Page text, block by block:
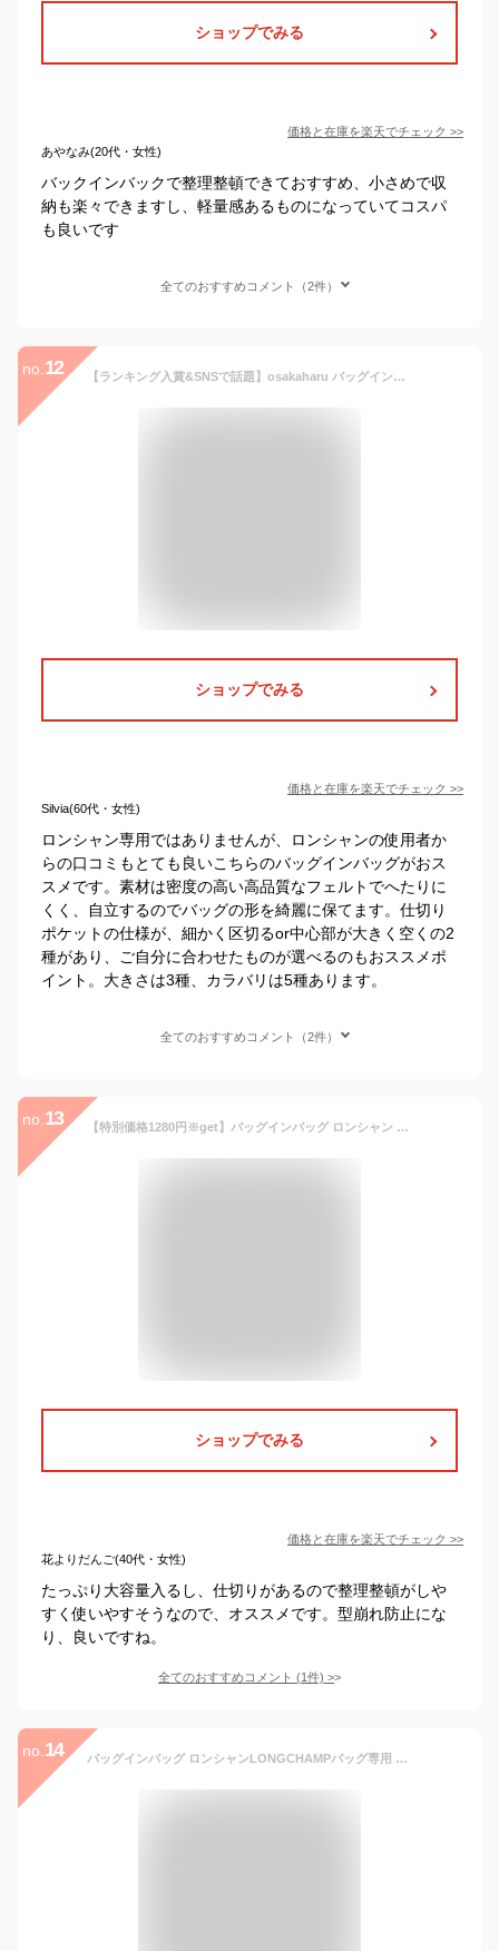
ショップでみる
価格と在庫を楽天でチェック >>
あやなみ(20代・女性)
バックインバックで整理整頓できておすすめ、小さめで収
納も楽々できますし、軽量感あるものになっていてコスパ
も良いです
全てのおすすめコメント（2件）
no. 12 【ランキング入賞&SNSで話題】osakaharu バッグインバッグ ロンシャンバッグインバッグ バックインバック インナーバッグ トート a4 水筒 ポケット付き 自立 マザーズバッグインバッグ 軽量 自立 フェルト インナーバック インナーポーチ 仕切り付き トートバッグ用
ショップでみる
価格と在庫を楽天でチェック >>
Silvia(60代・女性)
ロンシャン専用ではありませんが、ロンシャンの使用者か
らの口コミもとても良いこちらのバッグインバッグがおス
スメです。素材は密度の高い高品質なフェルトでへたりに
くく、自立するのでバッグの形を綺麗に保てます。仕切り
ポケットの仕様が、細かく区切るor中心部が大きく空くの2
種があり、ご自分に合わせたものが選べるのもおススメポ
イント。大きさは3種、カラバリは5種あります。
全てのおすすめコメント（2件）
no. 13 【特別価格1280円※get】バッグインバッグ ロンシャン バックインバック 大容量 収納力抜群 整理 ポケット付き バッグ 軽量 自立 形崩れ防止 ファスナー 収納 洗える インナーバッグ 軽い 仕切り a4 トート 水筒 ショルダー 仕切り付き 大きめ トートバッグ 大
ショップでみる
価格と在庫を楽天でチェック >>
花よりだんご(40代・女性)
たっぷり大容量入るし、仕切りがあるので整理整頓がしや
すく使いやすそうなので、オススメです。型崩れ防止にな
り、良いですね。
全てのおすすめコメント (1件) >
no. 14 バッグインバッグ ロンシャンLONGCHAMPバッグ専用 サテンロンシャンバッグインバッグ トートバッグ ファスナーバックインバック オーガナイザー 洗える 仕切り 縦型小さめ 軽い軽量 整理 収納バッグ インナーバッグ インナーバック インナーポーチ